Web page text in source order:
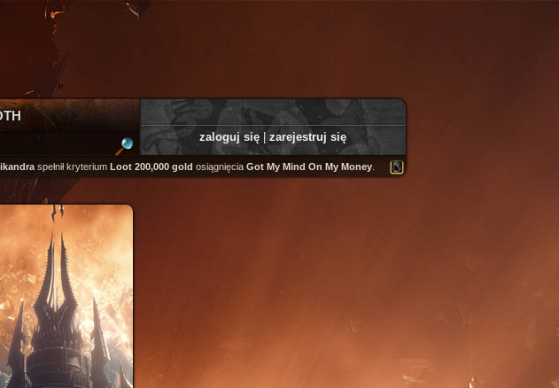
zaloguj się zarejestruj się
spełnił kryteriumLoot 200,000 goldosiągnięciaGot My Mind On My Money. Toolyzdobył